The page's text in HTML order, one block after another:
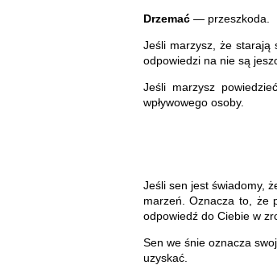
Drzemać— przeszkoda.
Jeśli marzysz, że starają
odpowiedzi na nie są
Jeśli marzysz
wpływowego osoby.
Jeśli sen jest świadomy,
marzeń. Oznacza to, że
odpowiedź do Ciebie w
Sen we śnie oznacza
uzyskać.